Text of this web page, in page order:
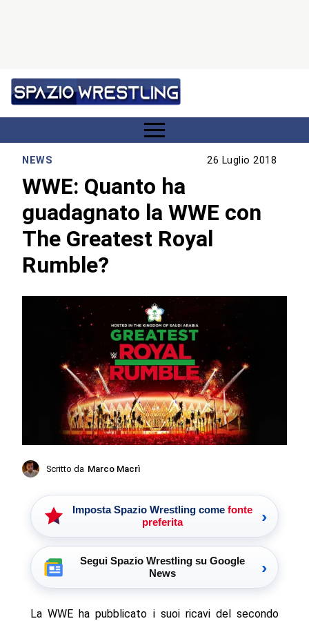
NEWS 26 Luglio 2018
WWE: Quanto ha
guadagnato la WWE con
The Greatest Royal
Rumble?
Scritto da Marco Macrì
Imposta Spazio Wrestling come fonte
preferita
›
Segui Spazio Wrestling su Google
News
›
La WWE ha pubblicato i suoi ricavi del secondo